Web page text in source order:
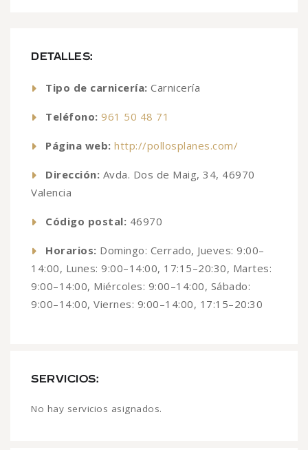
DETALLES:
Tipo de carnicería: Carnicería
Teléfono: 961 50 48 71
Página web: http://pollosplanes.com/
Dirección: Avda. Dos de Maig, 34, 46970
Valencia
Código postal: 46970
Horarios: Domingo: Cerrado, Jueves: 9:00–
14:00, Lunes: 9:00–14:00, 17:15–20:30, Martes:
9:00–14:00, Miércoles: 9:00–14:00, Sábado:
9:00–14:00, Viernes: 9:00–14:00, 17:15–20:30
SERVICIOS:
No hay servicios asignados.